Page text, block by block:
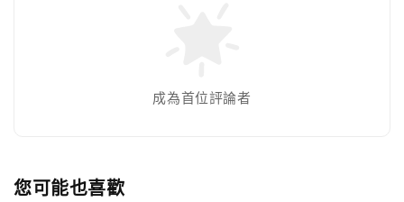
成為首位評論者
您可能也喜歡